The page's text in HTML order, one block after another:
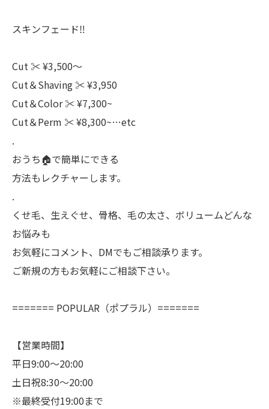
スキンフェード‼️
Cut ‪✂︎ ¥3,500～
Cut＆Shaving ‪✂︎‬ ¥3,950
Cut＆Color ‪✂︎‬ ¥7,300~
Cut＆Perm ‪✂︎‬ ¥8,300~…etc
.
おうち🏠で簡単にできる
方法もレクチャーします。
.
くせ毛、生えぐせ、骨格、毛の太さ、ボリュームどんな
お悩みも
お気軽にコメント、DMでもご相談承ります。
ご新規の方もお気軽にご相談下さい。
======= POPULAR（ポプラル）=======
【営業時間】
平日9:00～20:00
土日祝8:30～20:00
※最終受付19:00まで